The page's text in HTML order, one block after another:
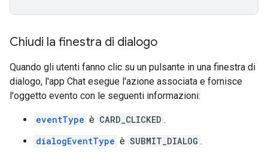
Chiudi la finestra di dialogo
Quando gli utenti fanno clic su un pulsante in una finestra di
dialogo, l'app Chat esegue l'azione associata e fornisce
l'oggetto evento con le seguenti informazioni:
eventType è CARD_CLICKED .
dialogEventType è SUBMIT_DIALOG .